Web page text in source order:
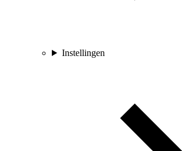
Instellingen